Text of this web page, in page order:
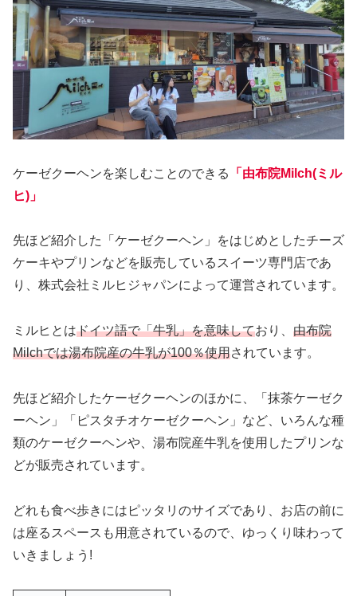
ケーゼクーヘンを楽しむことのできる
「由布院Milch(ミル
ヒ)」
先ほど紹介した「ケーゼクーヘン」をはじめとしたチーズ
ケーキやプリンなどを販売しているスイーツ専門店であ
り、株式会社ミルヒジャパンによって運営されています。
ミルヒとはドイツ語で「牛乳」を意味しており、 由布院
Milchでは湯布院産の牛乳が100％使用されています。
先ほど紹介したケーゼクーヘンのほかに、「抹茶ケーゼク
ーヘン」「ピスタチオケーゼクーヘン」など、いろんな種
類のケーゼクーヘンや、湯布院産牛乳を使用したプリンな
どが販売されています。
どれも食べ歩きにはピッタリのサイズであり、お店の前に
は座るスペースも用意されているので、ゆっくり味わって
いきましょう!